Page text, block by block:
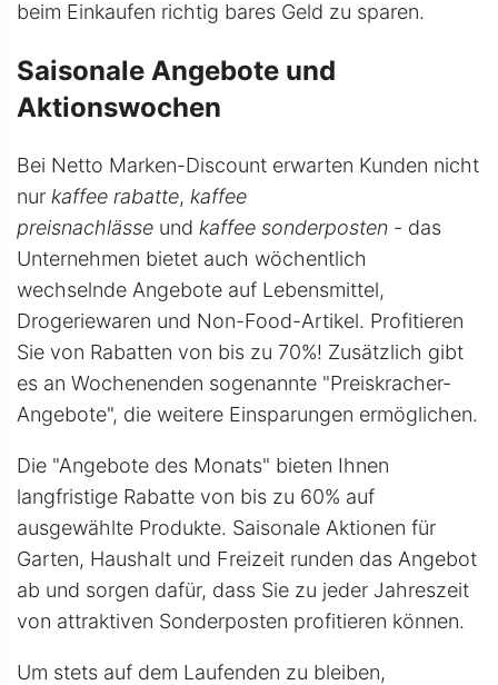
beim Einkaufen richtig bares Geld zu sparen.
Saisonale Angebote und
Aktionswochen
Bei Netto Marken-Discount erwarten Kunden nicht
nur kaffee rabatte, kaffee
preisnachlässe und kaffee sonderposten - das
Unternehmen bietet auch wöchentlich
wechselnde Angebote auf Lebensmittel,
Drogeriewaren und Non-Food-Artikel. Profitieren
Sie von Rabatten von bis zu 70%! Zusätzlich gibt
es an Wochenenden sogenannte "Preiskracher-
Angebote", die weitere Einsparungen ermöglichen.
Die "Angebote des Monats" bieten Ihnen
langfristige Rabatte von bis zu 60% auf
ausgewählte Produkte. Saisonale Aktionen für
Garten, Haushalt und Freizeit runden das Angebot
ab und sorgen dafür, dass Sie zu jeder Jahreszeit
von attraktiven Sonderposten profitieren können.
Um stets auf dem Laufenden zu bleiben,